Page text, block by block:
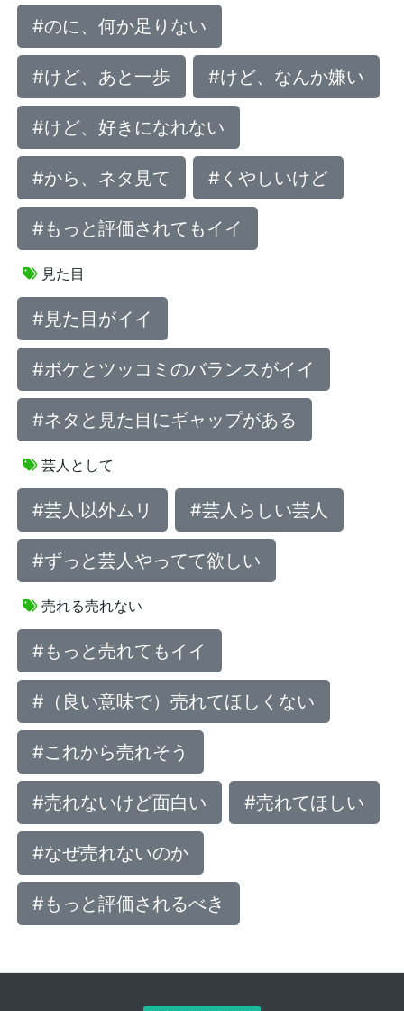
#のに、何か足りない
#けど、あと一歩 #けど、なんか嫌い
#けど、好きになれない
#から、ネタ見て #くやしいけど
#もっと評価されてもイイ
見た目
#見た目がイイ
#ボケとツッコミのバランスがイイ
#ネタと見た目にギャップがある
芸人として
#芸人以外ムリ #芸人らしい芸人
#ずっと芸人やってて欲しい
売れる売れない
#もっと売れてもイイ
#（良い意味で）売れてほしくない
#これから売れそう
#売れないけど面白い #売れてほしい
#なぜ売れないのか
#もっと評価されるべき